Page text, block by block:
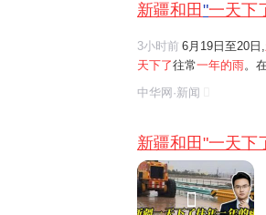
新疆和田 "一天下
3小时前 6月19日至20日,
天下了往常一年的雨。
雨,当地出现部分民居漏
中华网·新闻
新疆和田"一天下
